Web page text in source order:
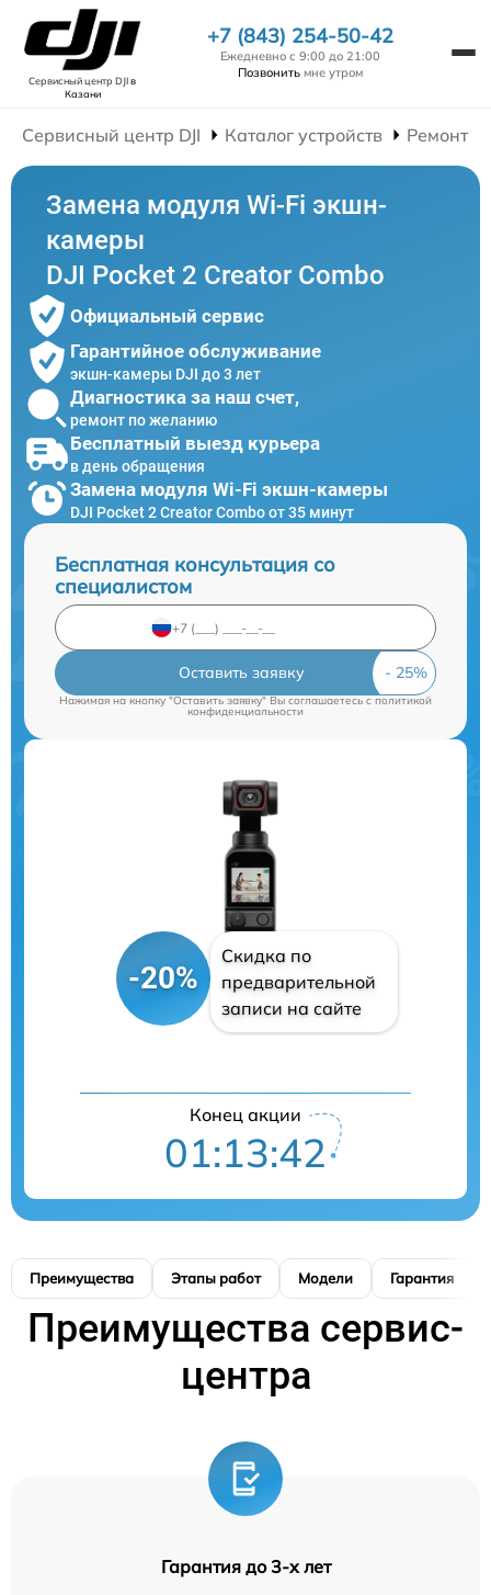
Сервисный центр DJIв
Казани
+7 (843) 254-50-42
Ежедневно с 9:00 до 21:00
Позвонить мне утром
Сервисный центр DJI Каталог устройств Ремонт
Замена модуля Wi-Fi экшн-
камеры
DJI Pocket 2 Creator Combo
Официальный сервис
Гарантийное обслуживание
экшн-камеры DJI до 3 лет
Диагностика за наш счет,
ремонт по желанию
Бесплатный выезд курьера
в день обращения
Замена модуля Wi-Fi экшн-камеры
DJI Pocket 2 Creator Combo от 35 минут
Бесплатная консультация со
специалистом
Оставить заявку
Нажимая на кнопку "Оставить заявку" Вы соглашаетесь cполитикой
конфиденциальности
-20%
Скидка по
предварительной
записи на сайте
Конец акции
01:13:41
Преимущества Этапы работ Модели Гарантия
Преимущества сервис-
центра
Гарантия до 3-х лет